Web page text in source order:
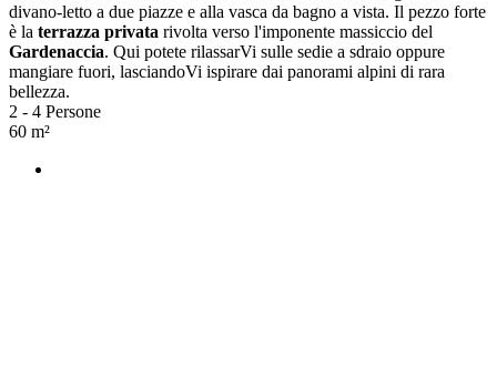
divano-letto a due piazze e alla vasca da bagno a vista. Il pezzo forte
è la terrazza privata rivolta verso l'imponente massiccio del
Gardenaccia. Qui potete rilassarVi sulle sedie a sdraio oppure
mangiare fuori, lasciandoVi ispirare dai panorami alpini di rara
bellezza.
2 - 4 Persone
60 m²